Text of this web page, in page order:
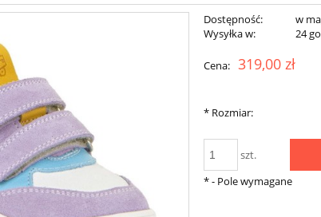
Dostępność:
w
Wysyłka w:
24
Cena: 319,00 zł
* Rozmiar:
szt.
*- Pole wymagane